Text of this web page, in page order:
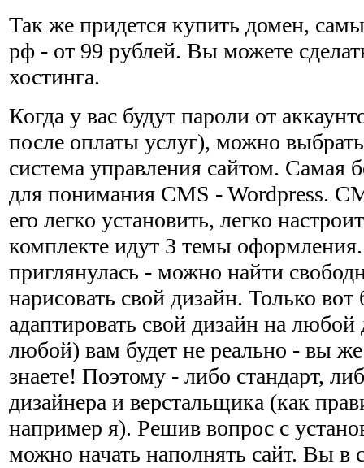
Так же придется купить домен,
рф - от 99 рублей. Вы можете
хостинга.
Когда у вас будут пароли от
после оплаты услуг), можно
система управления сайтом. Самая
для понимания CMS - Wordpress.
его легко установить, легко
комплекте идут 3 темы
приглянулась - можно найти
нарисовать свой дизайн. Только вот
адаптировать свой дизайн на
любой) вам будет не реально - вы
знаете! Поэтому - либо стандарт,
дизайнера и верстальщика (как
например я). Решив вопрос с
можно начать наполнять сайт. Вы в